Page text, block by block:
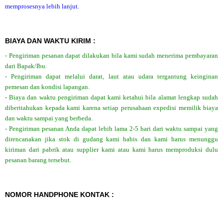
memprosesnya lebih lanjut.
BIAYA DAN WAKTU KIRIM :
- Pengiriman pesanan dapat dilakukan bila kami sudah menerima pembayaran
dari Bapak/Ibu.
- Pengiriman dapat melalui darat, laut atau udara tergantung keinginan
pemesan dan kondisi lapangan.
- Biaya dan waktu pengiriman dapat kami ketahui bila alamat lengkap sudah
diberitahukan kepada kami karena setiap perusahaan expedisi memilik biaya
dan waktu sampai yang berbeda.
- Pengiriman pesanan Anda dapat lebih lama 2-5 hari dari waktu sampai yang
direncanakan jika stok di gudang kami habis dan kami harus menunggu
kiriman dari pabrik atau supplier kami atau kami harus memproduksi dulu
pesanan barang tersebut.
NOMOR HANDPHONE KONTAK :